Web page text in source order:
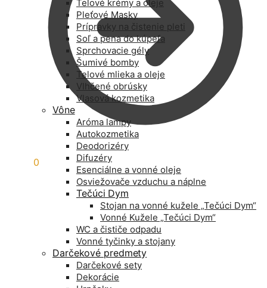
0
Telové krémy a oleje
Pleťové Masky
Prípravky na čistenie pleti
Soľ a pena do kúpeľa
Sprchovacie gély
Šumivé bomby
Telové mlieka a oleje
Vlhčené obrúsky
Vlasová kozmetika
Vône
Aróma lampy
Autokozmetika
Deodorizéry
Difuzéry
Esenciálne a vonné oleje
Osviežovače vzduchu a náplne
Tečúci Dym
Stojan na vonné kužele „Tečúci Dym“
Vonné Kužele „Tečúci Dym“
WC a čističe odpadu
Vonné tyčinky a stojany
Darčekové predmety
Darčekové sety
Dekorácie